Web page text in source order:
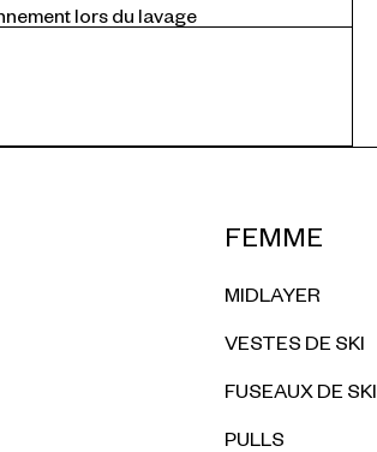
lors du lavage
FEMME
MIDLAYER
VESTES DE SKI
FUSEAUX DE SKI
PULLS